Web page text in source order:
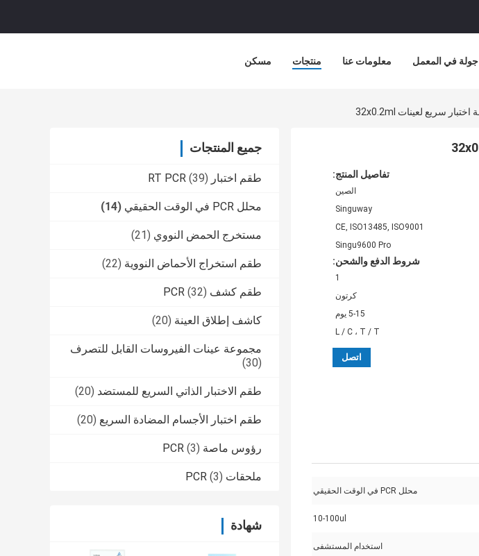
مسكن منتجات معلومات عنا جولة في المعمل
جميع المنتجات
طقم اختبار RT PCR (39)
محلل PCR في الوقت الحقيقي (14)
مستخرج الحمض النووي (21)
طقم استخراج الأحماض النووية (22)
طقم كشف PCR (32)
كاشف إطلاق العينة (20)
مجموعة عينات الفيروسات القابل للتصرف
(30)
طقم الاختبار الذاتي السريع للمستضد (20)
طقم اختبار الأجسام المضادة السريع (20)
رؤوس ماصة PCR (3)
ملحقات PCR (3)
شهادة
تفاصيل المنتج:
الصين
Singuway
CE, ISO13485, ISO9001
Singu9600 Pro
شروط الدفع والشحن:
1
كرتون
5-15 يوم
L / C ، T / T
اتصل
محلل PCR في الوقت الحقيقي
10-100ul
استخدام المستشفى